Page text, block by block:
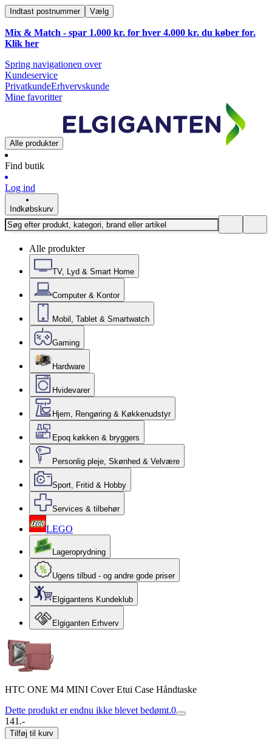
Indtast postnummer Vælg
Mix & Match - spar 1.000 kr. for hver 4.000 kr. du køber for.
Klik her
Spring navigationen over
Kundeservice
PrivatkundeErhvervskunde
Mine favoritter
Alle produkter
Find butik
Log ind
Indkøbskurv
Alle produkter
TV, Lyd & Smart Home
Computer & Kontor
Mobil, Tablet & Smartwatch
Gaming
Hardware
Hvidevarer
Hjem, Rengøring & Køkkenudstyr
Epoq køkken & bryggers
Personlig pleje, Skønhed & Velvære
Sport, Fritid & Hobby
Services & tilbehør
LEGO
Lageroprydning
Ugens tilbud - og andre gode priser
Elgigantens Kundeklub
Elgiganten Erhverv
HTC ONE M4 MINI Cover Etui Case Håndtaske
Dette produkt er endnu ikke blevet bedømt.0
141.-
Tilføj til kurv